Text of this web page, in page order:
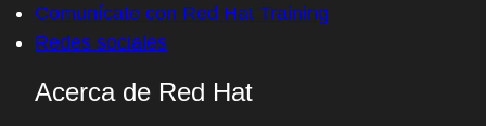
Comunícate con Red Hat Training
Redes sociales
Acerca de Red Hat